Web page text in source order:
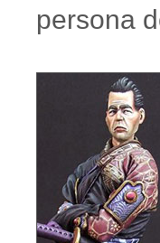
persona